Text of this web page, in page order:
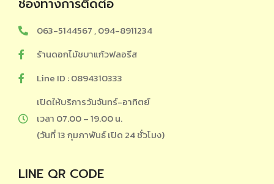
ช่องทางการติดต่อ
063-5144567 , 094-8911234
ร้านดอกไม้ชบาแก้วฟลอรีส
Line ID : 0894310333
เปิดให้บริการวันจันทร์-อาทิตย์
เวลา 07.00 – 19.00 น.
(วันที่ 13 กุมภาพันธ์ เปิด 24 ชั่วโมง)
LINE QR CODE